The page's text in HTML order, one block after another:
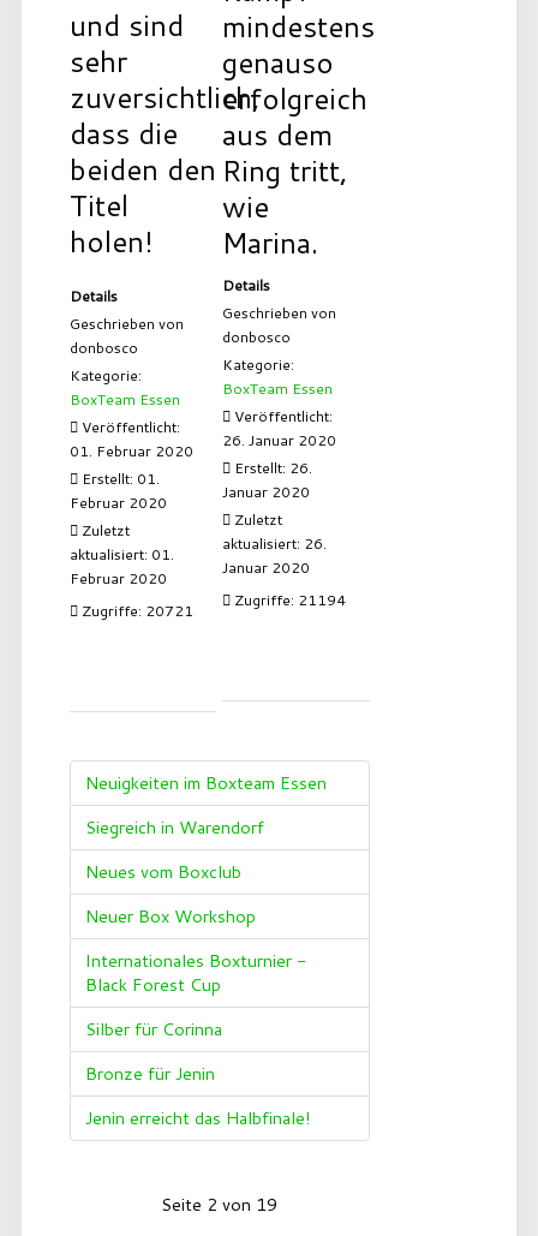
und sind
sehr
zuversichtlich,
dass die
beiden den
Titel
holen!
Details
Geschrieben von
donbosco
Kategorie:
BoxTeam Essen
Veröffentlicht:
01. Februar 2020
Erstellt: 01.
Februar 2020
Zuletzt
aktualisiert: 01.
Februar 2020
Zugriffe: 20721
mindestens
genauso
erfolgreich
aus dem
Ring tritt,
wie
Marina.
Details
Geschrieben von
donbosco
Kategorie:
BoxTeam Essen
Veröffentlicht:
26. Januar 2020
Erstellt: 26.
Januar 2020
Zuletzt
aktualisiert: 26.
Januar 2020
Zugriffe: 21194
Neuigkeiten im Boxteam Essen
Siegreich in Warendorf
Neues vom Boxclub
Neuer Box Workshop
Internationales Boxturnier -
Black Forest Cup
Silber für Corinna
Bronze für Jenin
Jenin erreicht das Halbfinale!
Seite 2 von 19